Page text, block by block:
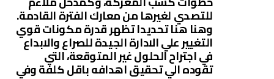
للتصدي لغيرها من معارك الفترة القادمة.
وهنا هنا تحديدا تظهر قدرة مكونات قوي
التغيير علي الادارة الجيدة للصراع والابداع
في اجتراح الحلول غير المتوقعة، التي
تقوده الي تحقيق اهدافه باقل كلفة وفي